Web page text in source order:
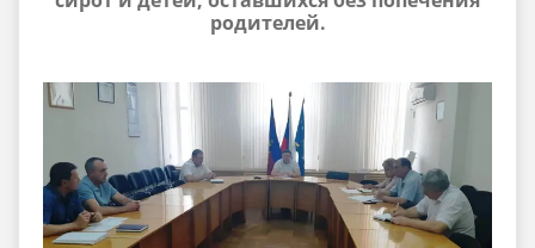
родителей.